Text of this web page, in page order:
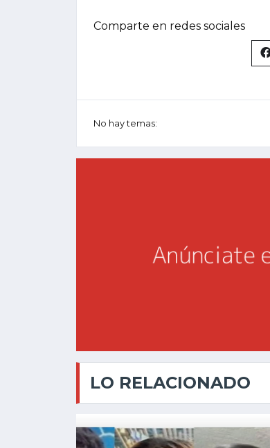
Comparte en redes sociales
No hay temas:
LO RELACIONADO